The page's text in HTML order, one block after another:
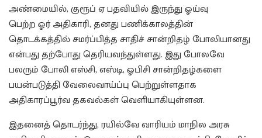
அண்மையில், குரூப் ஏ பதவியில் இருந்து ஓய்வு
பெற்ற ஓர் அதிகாரி, தனது பணிக்காலத்தின்
தொடக்கத்தில் சமர்ப்பித்த சாதிச் சான்றிதழ் போலியானது
என்பது தற்போது தெரியவந்துள்ளது. இது போலவே
பலரும் போலி எஸ்சி, எஸ்டி, ஓபிசி சான்றிதழ்களை
பயன்படுத்தி வேலைவாய்ப்பு பெற்றுள்ளதாக
அதிகாரப்பூர்வ தகவல்கள் வெளியாகியுள்ளன.
இதனைத் தொடர்ந்து, ரயில்வே வாரியம் மாநில அரசு